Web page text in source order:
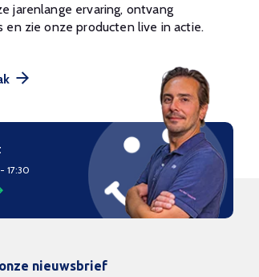
jarenlange ervaring, ontvang
en zie onze producten live in actie.
17:30
nieuwsbrief